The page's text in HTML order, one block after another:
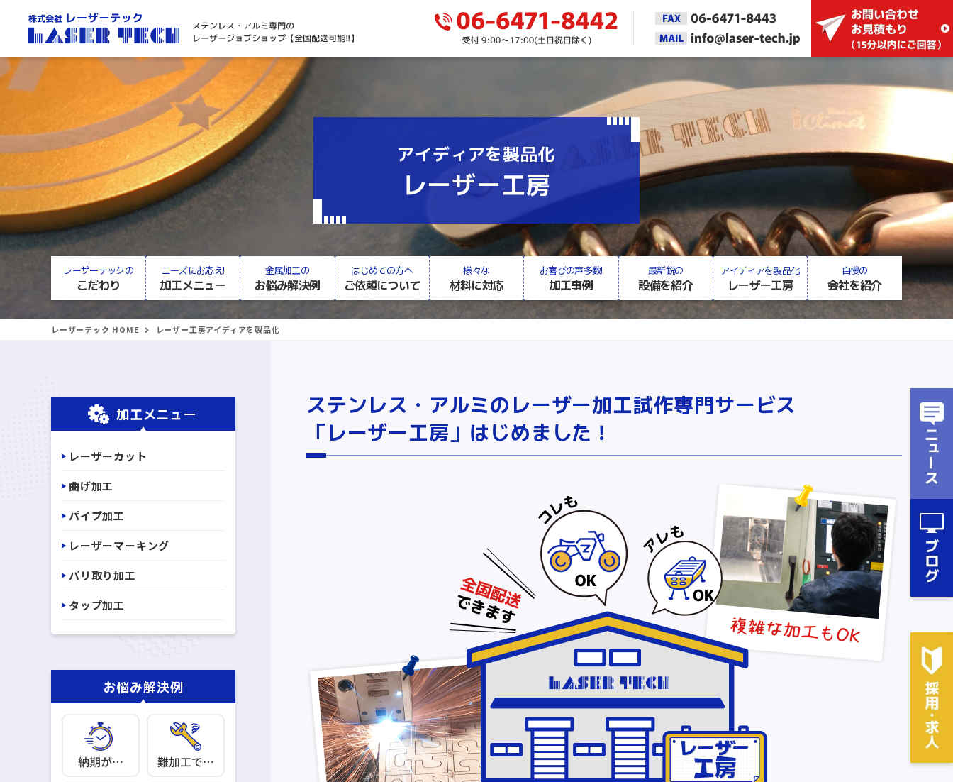
レーザーテックの
こだわり
ニーズにお応え!
加工メニュー
金属加工の
お悩み解決例
はじめての方へ
ご依頼について
様々な
材料に対応
お喜びの声多数!
加工事例
最新鋭の
設備を紹介
アイディアを製品化
レーザー工房
自慢の
会社を紹介
アイディアを製品化
レーザー工房
レーザーテック HOME レーザー工房アイディアを製品化
ステンレス・アルミのレーザー加工試作専門サービス
「レーザー工房」はじめました！
加工メニュー
レーザーカット
曲げ加工
パイプ加工
レーザーマーキング
バリ取り加工
タップ加工
お悩み解決例